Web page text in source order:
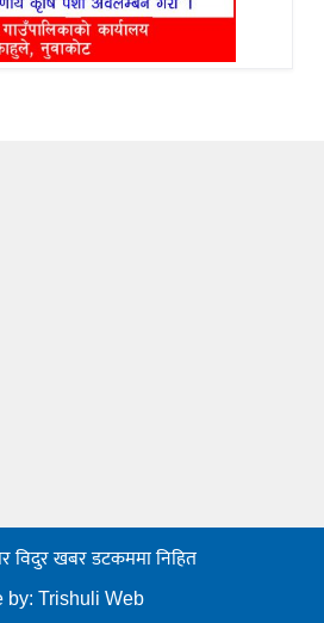
विदुर खबर डटकममा निहित
by:Trishuli Web